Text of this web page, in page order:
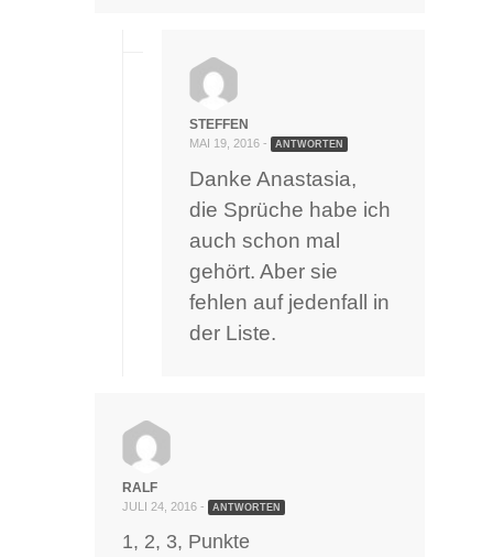
STEFFEN
MAI 19, 2016 - ANTWORTEN
Danke Anastasia,
die Sprüche habe ich
auch schon mal
gehört. Aber sie
fehlen auf jedenfall in
der Liste.
RALF
JULI 24, 2016 - ANTWORTEN
1, 2, 3, Punkte